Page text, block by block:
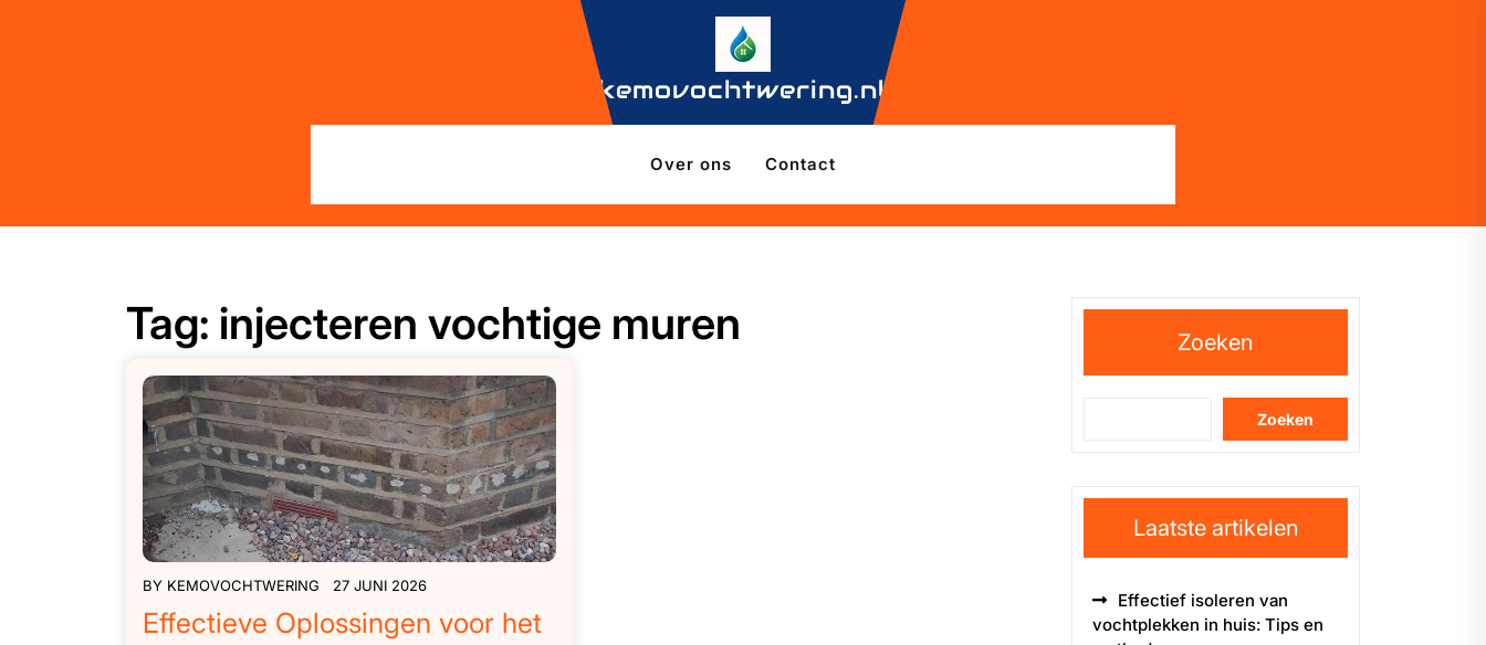
kemovochtwering.nl
Over ons Contact
Tag: injecteren vochtige muren
BY KEMOVOCHTWERING 27 JUNI 2026
Effectieve Oplossingen voor het
Zoeken
Zoeken
Laatste artikelen
Effectief isoleren van
vochtplekken in huis: Tips en